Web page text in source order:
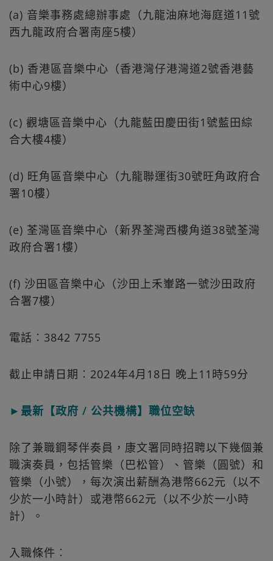
(a) 音樂事務處總辦事處（九龍油麻地海庭道11號
西九龍政府合署南座5樓）
(b) 香港區音樂中心（香港灣仔港灣道2號香港藝
術中心9樓）
(c) 觀塘區音樂中心（九龍藍田慶田街1號藍田綜
合大樓4樓）
(d) 旺角區音樂中心（九龍聯運街30號旺角政府合
署10樓）
(e) 荃灣區音樂中心（新界荃灣西樓角道38號荃灣
政府合署1樓）
(f) 沙田區音樂中心（沙田上禾輋路一號沙田政府
合署7樓）
電話︰3842 7755
截止申請日期︰2024年4月18日 晚上11時59分
►最新【政府 / 公共機構】職位空缺
除了兼職鋼琴伴奏員，康文署同時招聘以下幾個兼
職演奏員，包括管樂（巴松管）、管樂（圓號）和
管樂（小號），每次演出薪酬為港幣662元（以不
少於一小時計）或港幣662元（以不少於一小時
計）。
入職條件︰